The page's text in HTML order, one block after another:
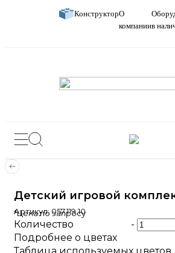
КонструкторО
компаниив
Детский игровой
Артикул: 057.119.10
*Цена по запросу
Количество -
Подробнее о цветах